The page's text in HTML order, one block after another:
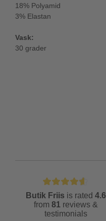
18% Polyamid
3% Elastan
Vask:
30 grader
Butik Friis is rated 4.6
from 81 reviews &
testimonials